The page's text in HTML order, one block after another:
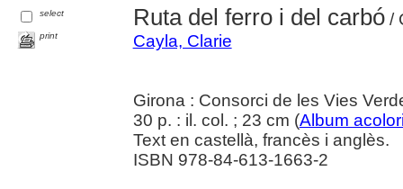
select
print
Ruta del ferro i del carbó/
Cayla, Clarie
Girona : Consorci de les Vies
30 p. : il. col. ; 23 cm (Album
Text en castellà, francès i anglès.
ISBN 978-84-613-1663-2